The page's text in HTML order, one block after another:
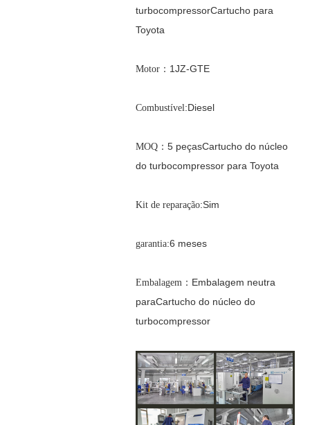
turbocompressorCartucho para
Toyota
Motor：1JZ-GTE
Combustível:Diesel
MOQ：5 peçasCartucho do núcleo
do turbocompressor para Toyota
Kit de reparação:Sim
garantia:6 meses
Embalagem：Embalagem neutra
paraCartucho do núcleo do
turbocompressor